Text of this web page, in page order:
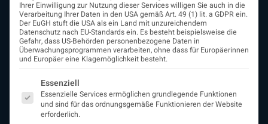
ÖGN
Über uns
Vorstand
Arbeitsgemeinschaften
assoziierte Gesellschaften
Ihrer Einwilligung zur Nutzung dieser Services willigen Sie auch in die
Verarbeitung Ihrer Daten in den USA gemäß Art. 49 (1) lit. a GDPR ein.
Der EuGH stuft die USA als ein Land mit unzureichendem
Datenschutz nach EU-Standards ein. Es besteht beispielsweise die
Gefahr, dass US-Behörden personenbezogene Daten in
Überwachungsprogrammen verarbeiten, ohne dass für Europäerinnen
und Europäer eine Klagemöglichkeit besteht.
Es folgt eine Liste der Service-Gruppen, für die eine
Essenziell
Essenzielle Services ermöglichen grundlegende Funktionen
und sind für das ordnungsgemäße Funktionieren der Website
erforderlich.